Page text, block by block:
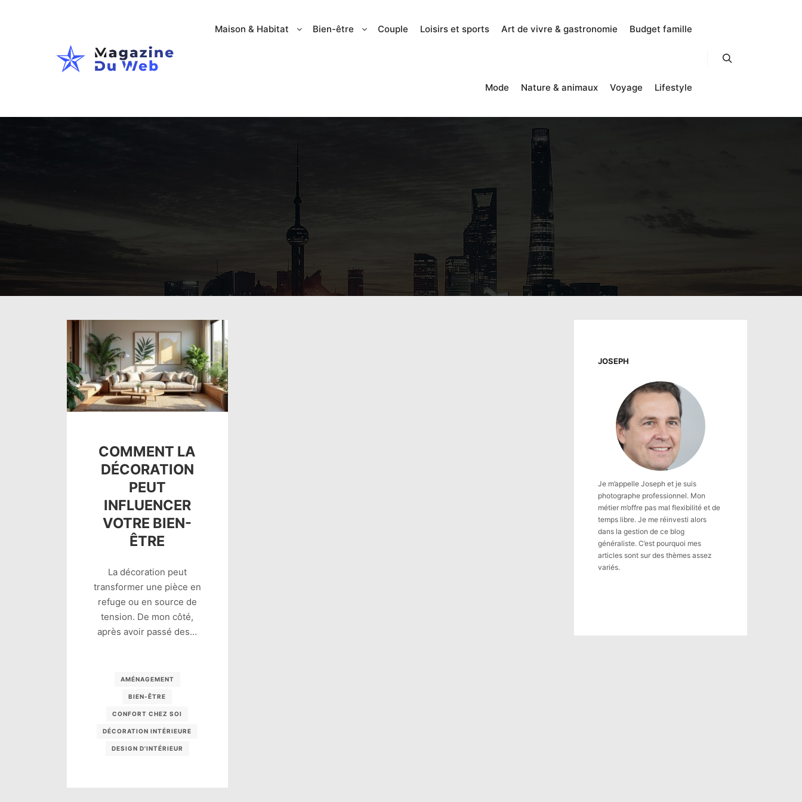
Maison & Habitat Bien-être Couple Loisirs et sports Art de vivre & gastronomie Budget famille
Mode Nature & animaux Voyage Lifestyle
COMMENT LA
DÉCORATION
PEUT
INFLUENCER
VOTRE BIEN-
ÊTRE
La décoration peut
transformer une pièce en
refuge ou en source de
tension. De mon côté,
après avoir passé des…
AMÉNAGEMENT
BIEN-ÊTRE
CONFORT CHEZ SOI
DÉCORATION INTÉRIEURE
DESIGN D'INTÉRIEUR
JOSEPH
Je m’appelle Joseph et je suis
photographe professionnel. Mon
métier m’offre pas mal flexibilité et de
temps libre. Je me réinvesti alors
dans la gestion de ce blog
généraliste. C’est pourquoi mes
articles sont sur des thèmes assez
variés.